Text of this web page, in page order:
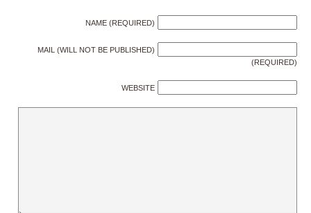
NAME (REQUIRED)
MAIL (WILL NOT BE PUBLISHED)
(REQUIRED)
WEBSITE